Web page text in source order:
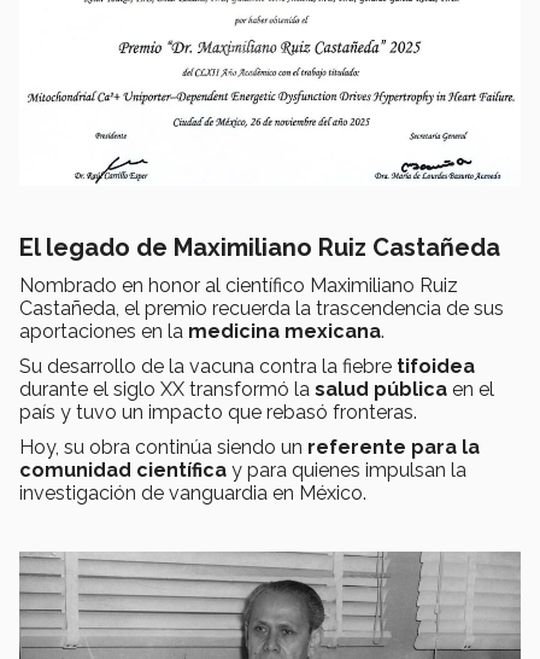
El legado de Maximiliano Ruiz Castañeda
Nombrado en honor al científico Maximiliano Ruiz
Castañeda, el premio recuerda la trascendencia de sus
aportaciones en la medicina mexicana.
Su desarrollo de la vacuna contra la fiebre tifoidea
durante el siglo XX transformó la salud pública en el
país y tuvo un impacto que rebasó fronteras.
Hoy, su obra continúa siendo un referente para la
comunidad científica y para quienes impulsan la
investigación de vanguardia en México.